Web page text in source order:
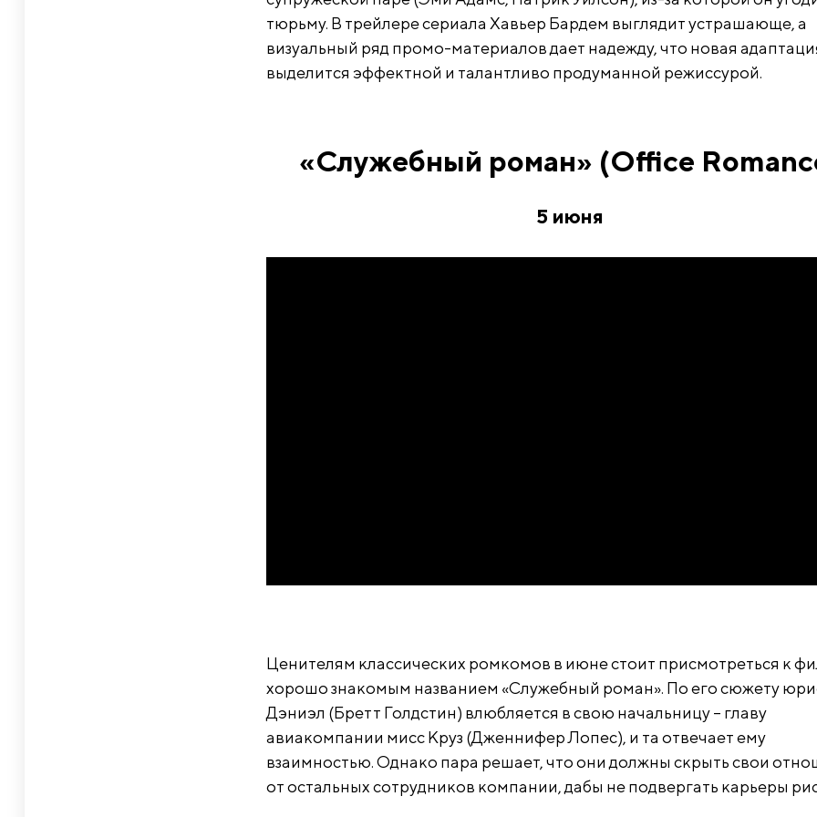
тюрьму. В трейлере сериала Хавьер Бардем выглядит устрашающе, а
визуальный ряд промо-материалов дает надежду, что новая
выделится эффектной и талантливо продуманной режиссурой.
«Служебный роман» (Office
5 июня
Ценителям классических ромкомов в июне стоит присмотреться к
хорошо знакомым названием «Служебный роман». По его сюжету
Дэниэл (Бретт Голдстин) влюбляется в свою начальницу – главу
авиакомпании мисс Круз (Дженнифер Лопес), и та отвечает ему
взаимностью. Однако пара решает, что они должны скрыть свои
от остальных сотрудников компании, дабы не подвергать карьеры